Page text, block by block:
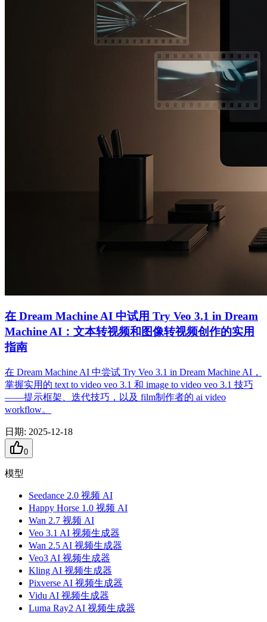
在 Dream Machine AI 中试用 Try Veo 3.1 in Dream
Machine AI：文本转视频和图像转视频创作的实用
指南
在 Dream Machine AI 中尝试 Try Veo 3.1 in Dream Machine AI，
掌握实用的 text to video veo 3.1 和 image to video veo 3.1 技巧
——提示框架、迭代技巧，以及 film制作者的 ai video
workflow。
日期: 2025-12-18
0
模型
Seedance 2.0 视频 AI
Happy Horse 1.0 视频 AI
Wan 2.7 视频 AI
Veo 3.1 AI 视频生成器
Wan 2.5 AI 视频生成器
Veo3 AI 视频生成器
Kling AI 视频生成器
Pixverse AI 视频生成器
Vidu AI 视频生成器
Luma Ray2 AI 视频生成器